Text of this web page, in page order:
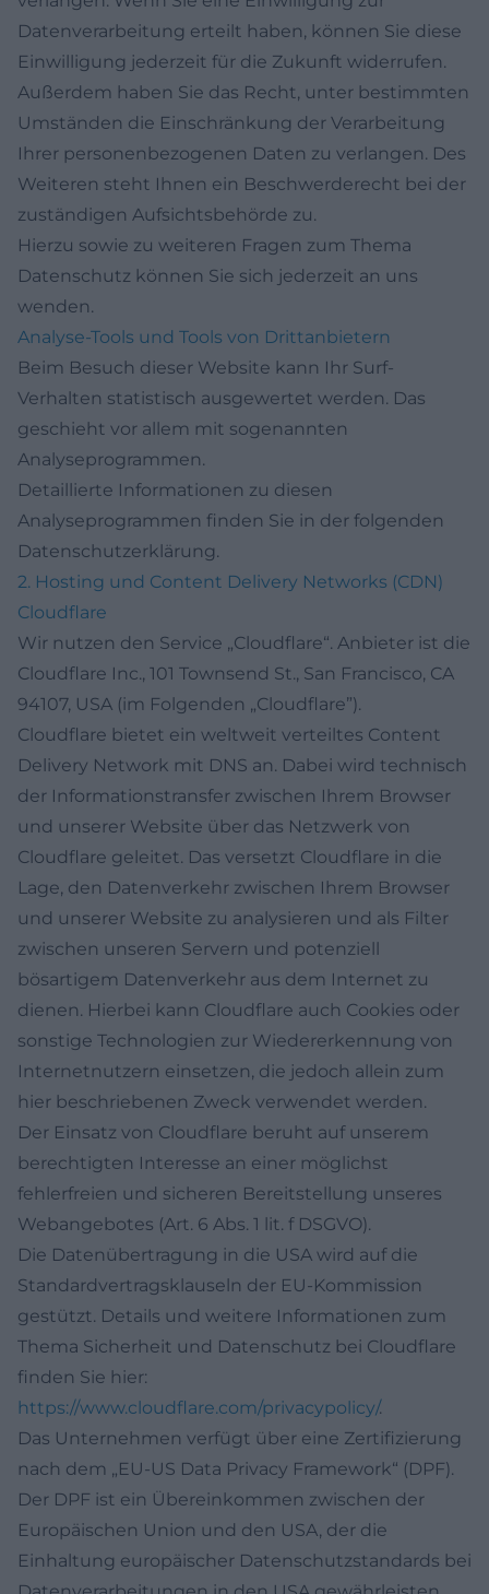
Datenverarbeitung erteilt haben, können Sie diese
Einwilligung jederzeit für die Zukunft widerrufen.
Außerdem haben Sie das Recht, unter bestimmten
Umständen die Einschränkung der Verarbeitung
Ihrer personenbezogenen Daten zu verlangen. Des
Weiteren steht Ihnen ein Beschwerderecht bei der
zuständigen Aufsichtsbehörde zu.
Hierzu sowie zu weiteren Fragen zum Thema
Datenschutz können Sie sich jederzeit an uns
wenden.
Analyse-Tools und Tools von Dritt­anbietern
Beim Besuch dieser Website kann Ihr Surf-
Verhalten statistisch ausgewertet werden. Das
geschieht vor allem mit sogenannten
Analyseprogrammen.
Detaillierte Informationen zu diesen
Analyseprogrammen finden Sie in der folgenden
Datenschutzerklärung.
2. Hosting und Content Delivery Networks (CDN)
Cloudflare
Wir nutzen den Service „Cloudflare“. Anbieter ist die
Cloudflare Inc., 101 Townsend St., San Francisco, CA
94107, USA (im Folgenden „Cloudflare”).
Cloudflare bietet ein weltweit verteiltes Content
Delivery Network mit DNS an. Dabei wird technisch
der Informationstransfer zwischen Ihrem Browser
und unserer Website über das Netzwerk von
Cloudflare geleitet. Das versetzt Cloudflare in die
Lage, den Datenverkehr zwischen Ihrem Browser
und unserer Website zu analysieren und als Filter
zwischen unseren Servern und potenziell
bösartigem Datenverkehr aus dem Internet zu
dienen. Hierbei kann Cloudflare auch Cookies oder
sonstige Technologien zur Wiedererkennung von
Internetnutzern einsetzen, die jedoch allein zum
hier beschriebenen Zweck verwendet werden.
Der Einsatz von Cloudflare beruht auf unserem
berechtigten Interesse an einer möglichst
fehlerfreien und sicheren Bereitstellung unseres
Webangebotes (Art. 6 Abs. 1 lit. f DSGVO).
Die Datenübertragung in die USA wird auf die
Standardvertragsklauseln der EU-Kommission
gestützt. Details und weitere Informationen zum
Thema Sicherheit und Datenschutz bei Cloudflare
finden Sie hier:
https://www.cloudflare.com/privacypolicy/.
Das Unternehmen verfügt über eine Zertifizierung
nach dem „EU-US Data Privacy Framework“ (DPF).
Der DPF ist ein Übereinkommen zwischen der
Europäischen Union und den USA, der die
Einhaltung europäischer Datenschutzstandards bei